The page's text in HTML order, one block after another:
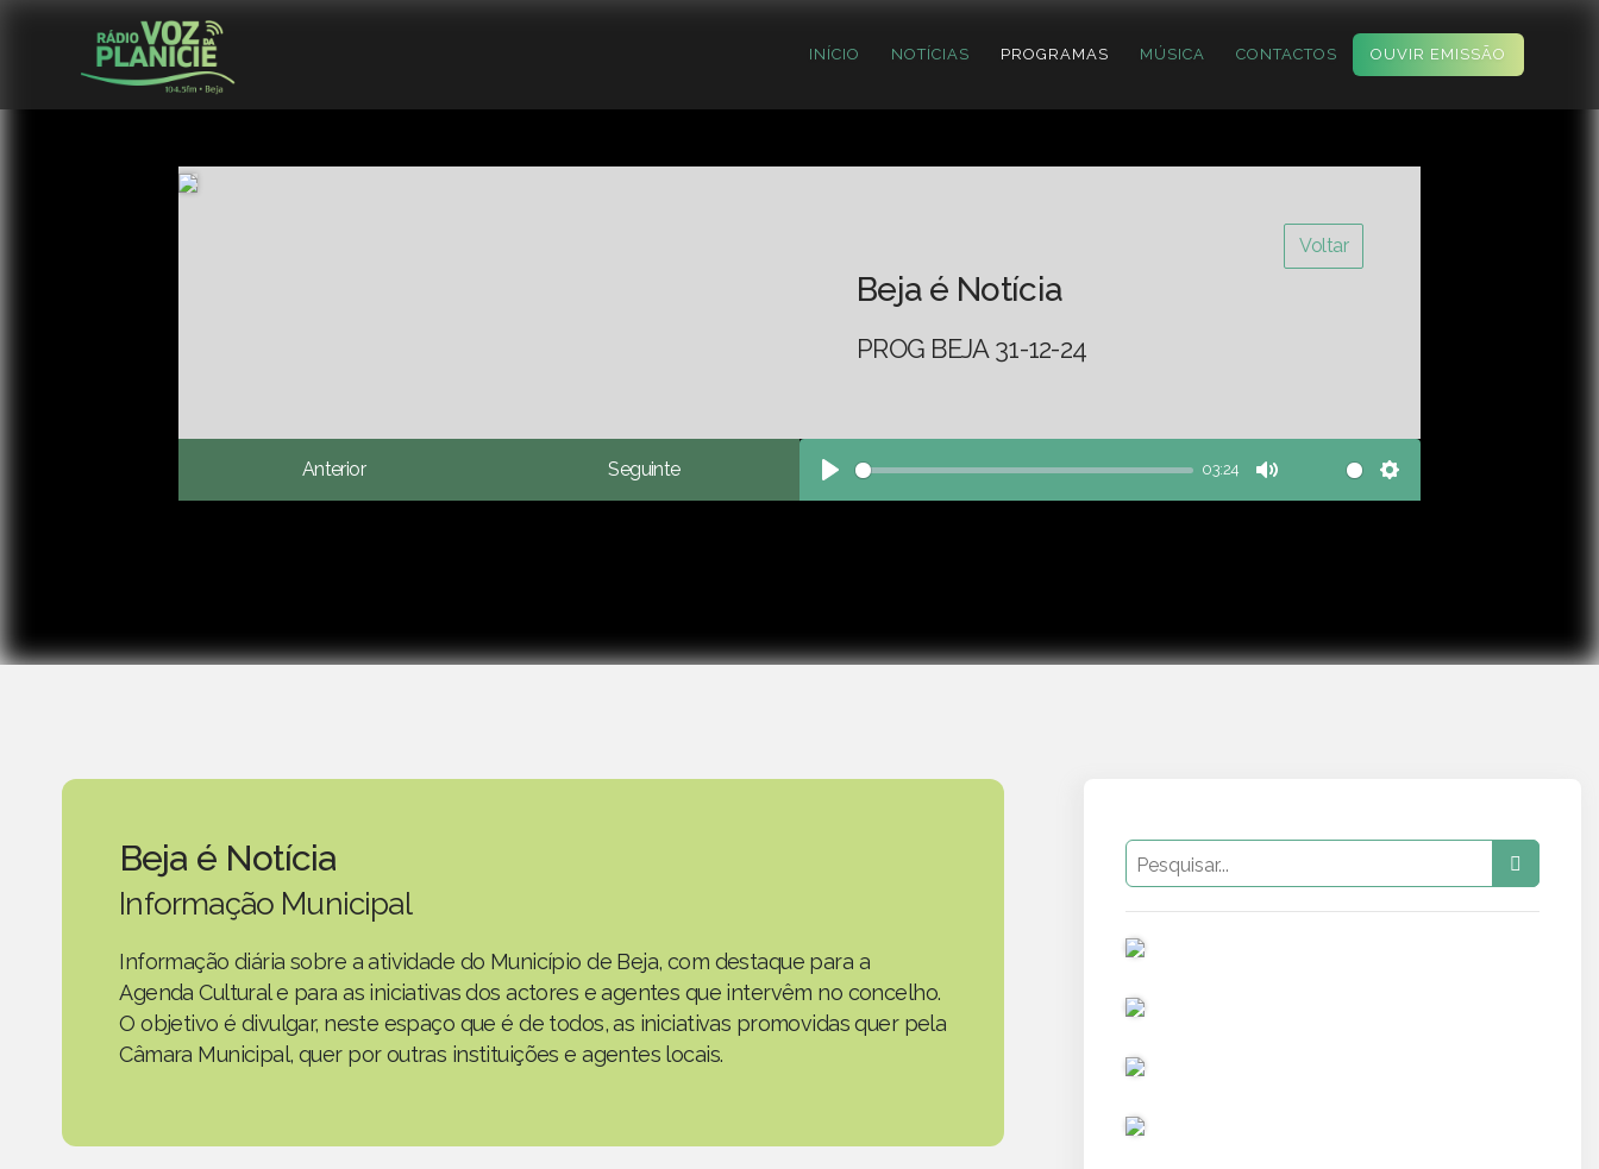
INÍCIO NOTÍCIAS PROGRAMAS MÚSICA CONTACTOS OUVIR EMISSÃO
Voltar
Beja é Notícia
PROG BEJA 31-12-24
Anterior Seguinte
Play
03:24
Mute Settings
Beja é Notícia
Informação Municipal
Informação diária sobre a atividade do Município de Beja, com destaque para a
Agenda Cultural e para as iniciativas dos actores e agentes que intervêm no concelho.
O objetivo é divulgar, neste espaço que é de todos, as iniciativas promovidas quer pela
Câmara Municipal, quer por outras instituições e agentes locais.